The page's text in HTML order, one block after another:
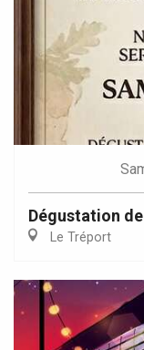
Dégustation
Le Tréport